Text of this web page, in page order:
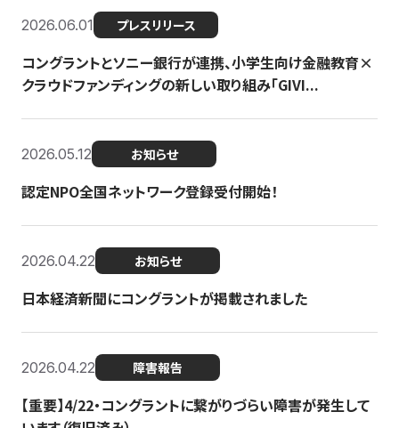
2026.06.01 プレスリリース
コングラントとソニー銀行が連携、小学生向け金融教育×
クラウドファンディングの新しい取り組み「GIVI...
2026.05.12 お知らせ
認定NPO全国ネットワーク登録受付開始！
2026.04.22 お知らせ
日本経済新聞にコングラントが掲載されました
2026.04.22 障害報告
【重要】4/22・コングラントに繋がりづらい障害が発生して